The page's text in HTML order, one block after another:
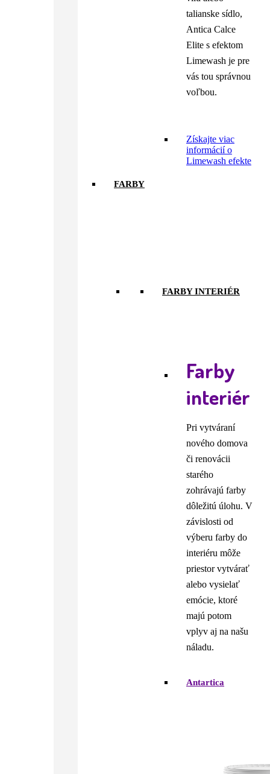
talianske sídlo,
Antica Calce
Elite s efektom
Limewash je pre
vás tou správnou
voľbou.
Získajte viac
informácií o
Limewash efekte
FARBY
FARBY INTERIÉR
Farby
interiér
Pri vytváraní
nového domova
či renovácii
starého
zohrávajú farby
dôležitú úlohu. V
závislosti od
výberu farby do
interiéru môže
priestor vytvárať
alebo vysielať
emócie, ktoré
majú potom
vplyv aj na našu
náladu.
Antartica